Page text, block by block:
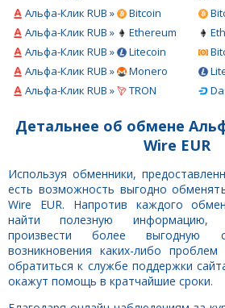
Альфа-Клик RUB »
Bitcoin
Альфа-Клик RUB »
Ethereum
Альфа-Клик RUB »
Litecoin
Альфа-Клик RUB »
Monero
Альфа-Клик RUB »
TRON
Детальнее об обмене
Wire EUR
Используя обменники,
есть возможность выгодно
Wire EUR. Напротив каждого
найти полезную информацию,
произвести более выгодную
возникновения каких-либо
обратиться к службе поддержки
окажут помощь в кратчайшие сроки.